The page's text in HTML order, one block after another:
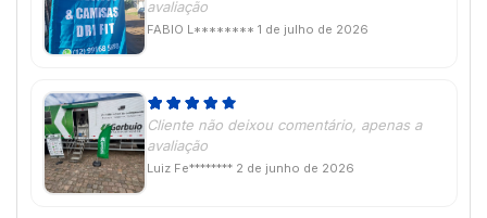
avaliação
FABIO L******** 1 de julho de 2026
Cliente não deixou comentário, apenas a
avaliação
Luiz Fe******** 2 de junho de 2026